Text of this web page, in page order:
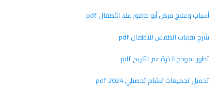
أسباب وعلاج مرض أبو حافور عند الأطفال pdf
شرح تقلبات الطقس للأطفال pdf
تطور نموذج الذرة عبر التاريخ pdf
تحميل تجميعات غشام تحصيلي 2024 pdf